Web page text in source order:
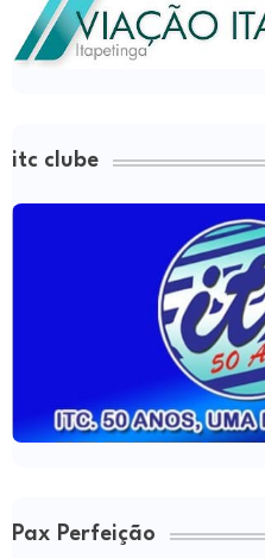
itc clube
Pax Perfeição